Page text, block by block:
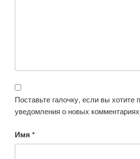
Поставьте галочку, если вы хотите
уведомления о новых
Имя *